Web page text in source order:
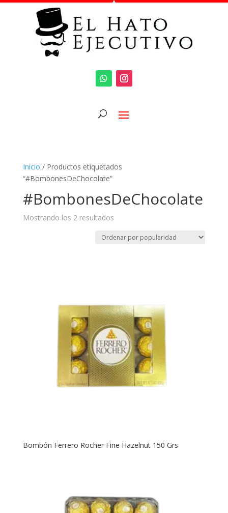
Inicio / Productos etiquetados
“#BombonesDeChocolate”
#BombonesDeChocolate
Mostrando los 2 resultados
Bombón Ferrero Rocher Fine Hazelnut 150 Grs